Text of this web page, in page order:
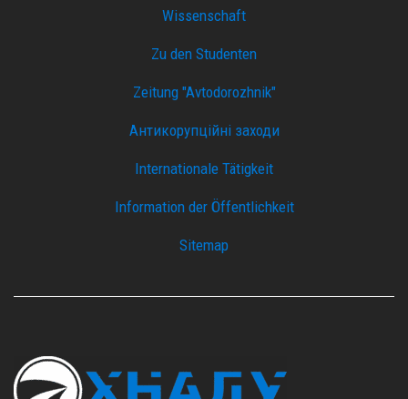
Wissenschaft
Zu den Studenten
Zeitung "Avtodorozhnik"
Антикорупційні заходи
Internationale Tätigkeit
Information der Öffentlichkeit
Sitemap